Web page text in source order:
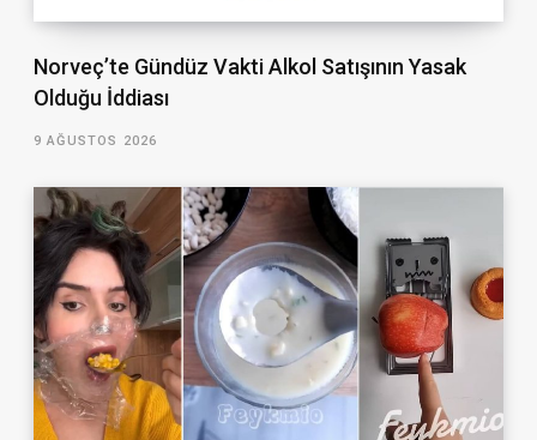
Norveç’te Gündüz Vakti Alkol Satışının Yasak
Olduğu İddiası
9 AĞUSTOS 2026